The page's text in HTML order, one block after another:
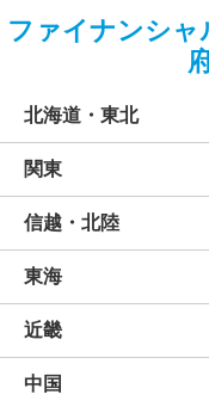
ファイナンシャ
北海道・東北
関東
信越・北陸
東海
近畿
中国